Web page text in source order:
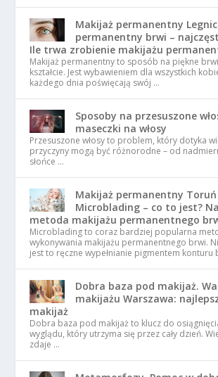
Makijaż permanentny
permanentny brwi –
Ile trwa zrobienie makijażu
Makijaż permanentny to sposób na piękne
kształcie. Jest wybawieniem dla wszystkich
każdego dnia poświęcają swój …
Sposoby na przesuszone
maseczki na włosy
Przesuszone włosy to problem, który dotyka
przyczyny mogą być różnorodne – od
słońce …
Makijaż permanentny
Microblading – co to jest?
metoda makijażu permanentnego
Microblading to coraz bardziej popularna
wykonywania makijażu permanentnego brwi.
jest to ręczne wypełnianie pigmentem konturu
Dobra baza pod makijaż.
makijażu Warszawa:
makijaż
Dobra baza pod makijaż to klucz do
wyglądu, który utrzyma się przez cały dzień.
zdaje …